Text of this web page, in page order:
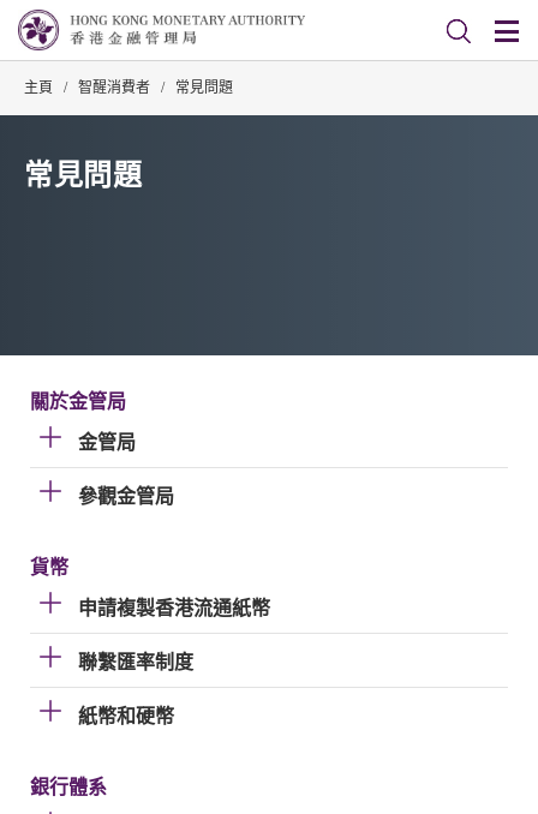
主頁 / 智醒消費者 / 常見問題
常見問題
關於金管局
金管局
參觀金管局
貨幣
申請複製香港流通紙幣
聯繫匯率制度
紙幣和硬幣
銀行體系